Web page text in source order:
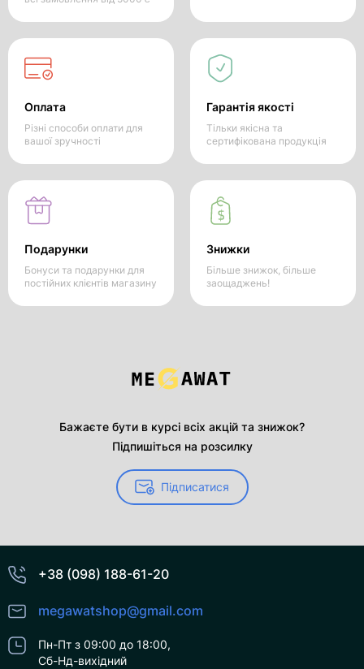
Оплата
Різні способи оплати для
вашої зручності
Гарантія якості
Тільки якісна та
сертифікована продукція
Подарунки
Бонуси та подарунки для
постійних клієнтів магазину
Знижки
Більше знижок, більше
заощаджень!
Бажаєте бути в курсі всіх акцій та знижок?
Підпишіться на розсилку
Підписатися
+38 (098) 188-61-20
megawatshop@gmail.com
Пн-Пт з 09:00 до 18:00,
Сб-Нд-вихідний